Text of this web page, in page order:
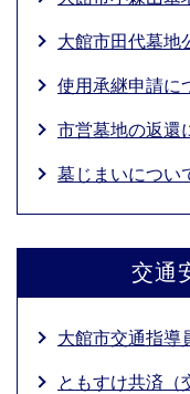
大館市田代墓地
使用承継申請に
市営墓地の返還
墓じまいについ
交通
大館市交通指導
ともすけ共済（